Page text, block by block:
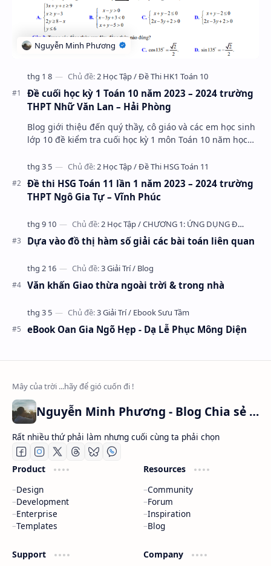
Đề cuối học kỳ 1 Toán 10 năm 2023 – 2024 trường
THPT Nhữ Văn Lan – Hải Phòng
Blog giới thiệu đến quý thầy, cô giáo và các em học sinh
lớp 10 đề kiểm tra cuối học kỳ 1 môn Toán 10 năm học
Đề thi HSG Toán 11 lần 1 năm 2023 – 2024 trường
THPT Ngô Gia Tự – Vĩnh Phúc
Dựa vào đồ thị hàm số giải các bài toán liên quan
Văn khấn Giao thừa ngoài trời & trong nhà
eBook Oan Gia Ngõ Hẹp - Dạ Lễ Phục Mông Diện
Nguyễn Minh Phương - Blog Chia sẻ Kiến thức Chứng khoán & Tài liệu Toán học
Rất nhiều thứ phải làm nhưng cuối cùng ta phải chọn
Product
Design
Development
Enterprise
Templates
Resources
Community
Forum
Inspiration
Blog
Support Company